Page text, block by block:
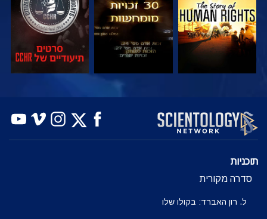
צפה בדוק את הסדרה
תוכניות
סדרה מקורית
ל. רון האברד: בקולו שלו